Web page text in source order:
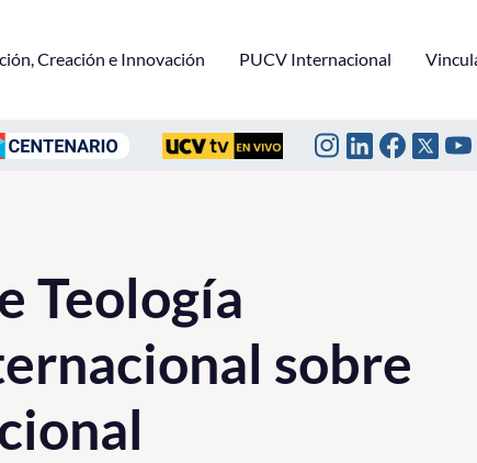
Creación e Innovación PUCV Internacional
Teología
sobre